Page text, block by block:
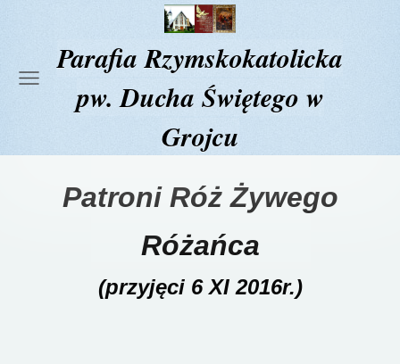
Parafia Rzymskokatolicka
pw. Ducha Świętego w
Grojcu
Patroni Róż Żywego
Różańca
(przyjęci 6 XI 2016r.)